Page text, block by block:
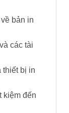
bản in
các tài
thiết bị in
kiệm đến